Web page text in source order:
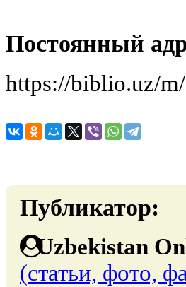
Постоянный
https://biblio.uz/
Публикатор:
Uzbekistan
(статьи, фото,